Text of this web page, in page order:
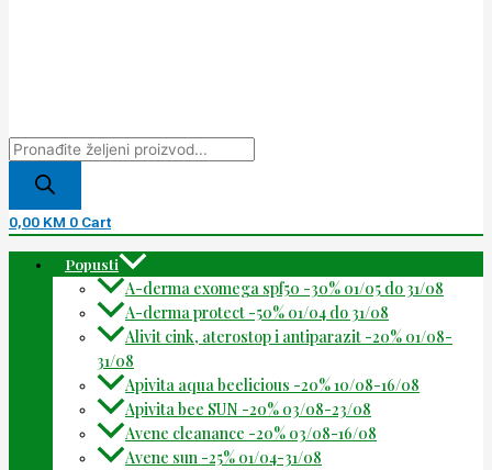
0,00 KM 0 Cart
Popusti
A-derma exomega spf50 -30% 01/05 do 31/08
A-derma protect -50% 01/04 do 31/08
Alivit cink, aterostop i antiparazit -20% 01/08-
31/08
Apivita aqua beelicious -20% 10/08-16/08
Apivita bee SUN -20% 03/08-23/08
Avene cleanance -20% 03/08-16/08
Avene sun -25% 01/04-31/08